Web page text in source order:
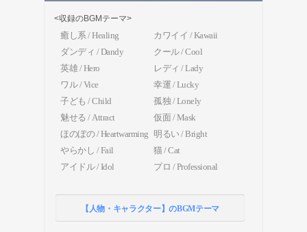
<収録のBGMテーマ>
癒し系 / Healing
カワイイ / Kawaii
ダンディ / Dandy
クール / Cool
英雄 / Hero
レディ / Lady
ワル / Vice
幸運 / Lucky
子ども / Child
孤独 / Lonely
魅せる / Attract
仮面 / Mask
ほのぼの / Heartwarming 明るい / Bright
やらかし / Fail
猫 / Cat
アイドル / Idol
プロ / Professional
【人物・キャラクター】のBGMテーマ